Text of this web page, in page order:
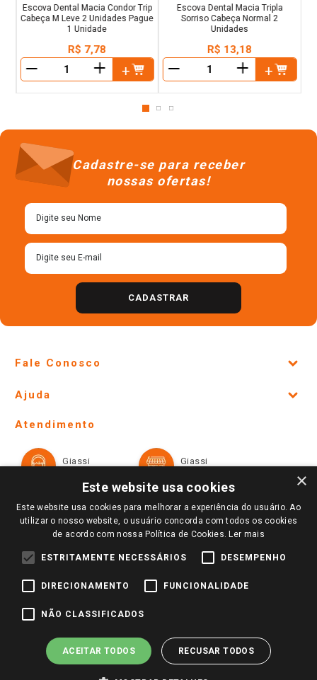
Escova Dental Macia Condor Trip
Cabeça M Leve 2 Unidades Pague
1 Unidade
R$ 7,78
＋
Escova Dental Macia Tripla
Sorriso Cabeça Normal 2
Unidades
R$ 13,18
＋
Cadastre-se para receber
nossas ofertas!
CADASTRAR
Fale Conosco
Lojas Físicas e Horários
Ofertas
Televendas
Notícias
Perguntas frequentes
Identidade Visual
Ajuda
Formas de Pagamento
Trocas e Devoluções
Atendimento
Giassi
Giassi
Redes Sociais
Pagamento e Segurança
×
Este website usa cookies
Este website usa cookies para melhorar a experiência do usuário. Ao
utilizar o nosso website, o usuário concorda com todos os cookies
de acordo com nossa Política de Cookies. Ler mais
ESTRITAMENTE NECESSÁRIOS DESEMPENHO
DIRECIONAMENTO FUNCIONALIDADE
NÃO CLASSIFICADOS
ACEITAR TODOS RECUSAR TODOS